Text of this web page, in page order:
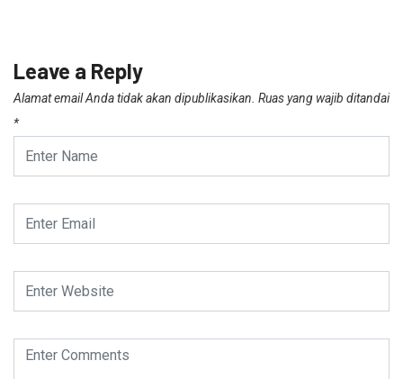
Leave a Reply
Alamat email Anda tidak akan dipublikasikan. Ruas yang wajib ditandai
*